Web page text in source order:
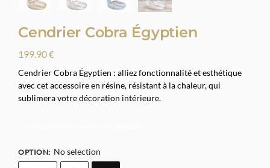
Cendrier Cobra Égyptien
199.90€
Cendrier Cobra Égyptien : alliez fonctionnalité et esthétique
avec cet accessoire en résine, résistant à la chaleur, qui
sublimera votre décoration intérieure.
OPTION: No selection